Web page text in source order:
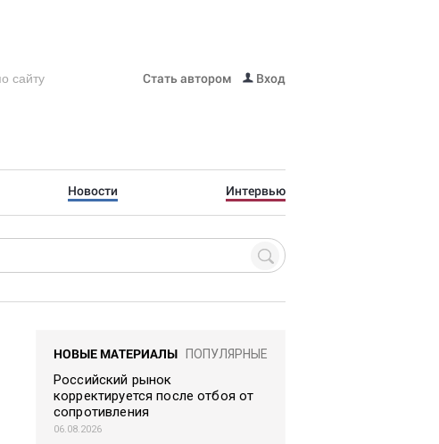
Стать автором Вход
Новости Интервью
НОВЫЕ МАТЕРИАЛЫ ПОПУЛЯРНЫЕ
Российский рынок
корректируется после отбоя от
сопротивления
06.08.2026